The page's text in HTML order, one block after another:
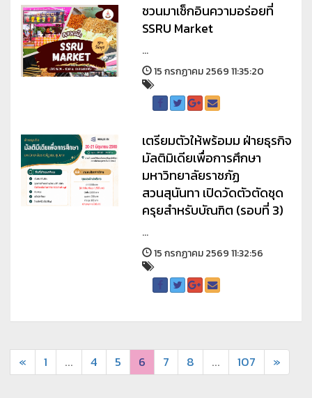
ชวนมาเช็กอินความอร่อยที่
SSRU Market
...
15 กรกฏาคม 2569 11:35:20
เตรียมตัวให้พร้อมม ฝ่ายธุรกิจ
มัลติมิเดียเพื่อการศึกษา
มหาวิทยาลัยราชภัฏ
สวนสุนันทา เปิดวัดตัวตัดชุด
ครุยสำหรับบัณฑิต (รอบที่ 3)
...
15 กรกฏาคม 2569 11:32:56
« 1 ... 4 5 6 7 8 ... 107 »